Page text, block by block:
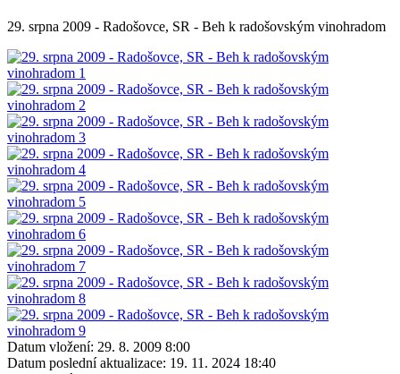
29. srpna 2009 - Radošovce, SR - Beh k radošovským vinohradom
Datum vložení: 29. 8. 2009 8:00
Datum poslední aktualizace: 19. 11. 2024 18:40